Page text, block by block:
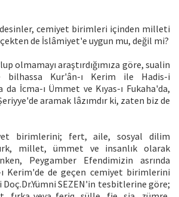
cemiyet birimleri içinden milleti
de İslâmiyet'e uygun mu, değil mi?
olmamayı araştırdığımıza göre, sualin
bilhassa Kur'ân-ı Kerim ile Hadis-i
İcma-ı Ümmet ve Kıyas-ı Fukaha'da,
aramak lâzımdır ki, zaten biz de
birimlerini; fert, aile, sosyal dilim
millet, ümmet ve insanlık olarak
Peygamber Efendimizin asrında
Kerim'de de geçen cemiyet birimlerini
SEZEN'in tesbitlerine göre;